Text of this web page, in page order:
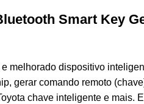
Smart Key
melhorado dispositivo
gerar comando remoto
chave inteligente e